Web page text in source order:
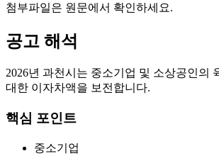
첨부파일은 원문에서 확인하세요.
공고 해석
2026년 과천시는 중소기업 및 소상공인의
대한 이자차액을 보전합니다.
핵심 포인트
중소기업